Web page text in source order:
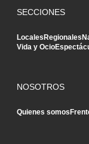
SECCIONES
Locales Regionales
Vida y Ocio
NOSOTROS
Quienes somos